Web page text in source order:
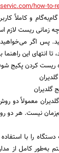
how-to-
و کاملاً
چه زمانی ریست
پس اگر
انتهای این راهنما
ریست کردن پکیج
معمولاً دو
نیست. هر دو روش
به‌طور کامل از